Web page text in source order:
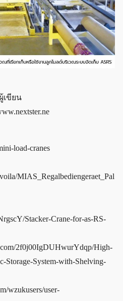
เขียน
load-cranes
MIAS_Regalbediengeraet_Pal
Stacker-Crane-for-as-RS-
2f0j00IgDUHwurYdqp/High-
Storage-System-with-Shelving-
wzukusers/user-